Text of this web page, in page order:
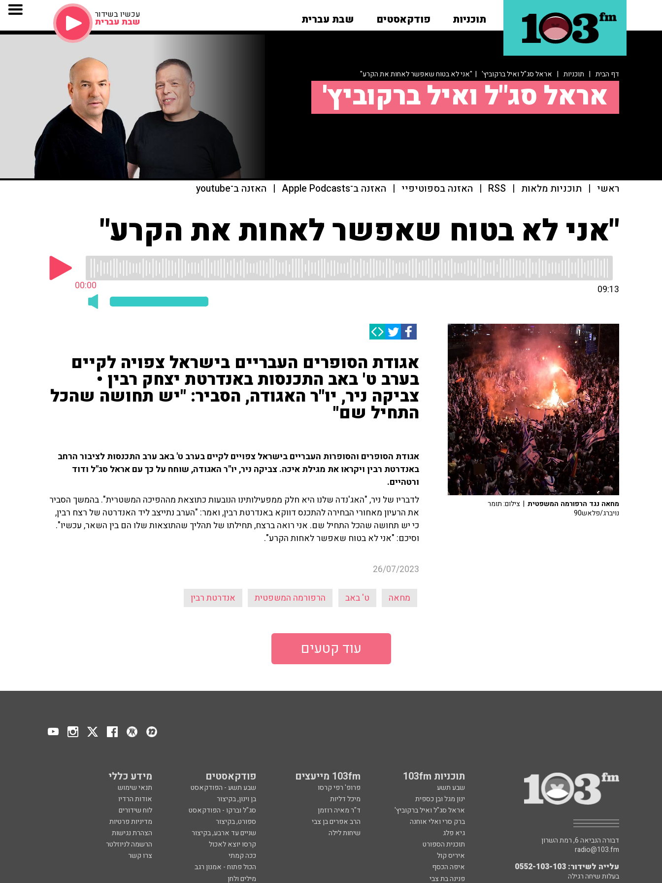
תוכניות פודקאסטים שבת עברית עכשיו בשידור
שבת עברית
דף הבית | תוכניות | אראל סג"ל ואיל ברקוביץ' | "אני לא בטוח שאפשר לאחות את הקרע"
אראל סג"ל ואיל ברקוביץ'
ראשי | תוכניות מלאות |
RSS
| האזנה בספוטיפיי | האזנה ב־Apple Podcasts | האזנה ב־youtube
"אני לא בטוח שאפשר לאחות את הקרע"
00:00 09:13
אגודת הסופרים העבריים בישראל צפויה לקיים
בערב ט' באב התכנסות באנדרטת יצחק רבין •
צביקה ניר, יו"ר האגודה, הסביר: "יש תחושה שהכל
התחיל שם"
אגודת הסופרים והסופרות העבריים בישראל צפויים לקיים בערב ט' באב ערב התכנסות לציבור הרחב
באנדרטת רבין ויקראו את מגילת איכה. צביקה ניר, יו"ר האגודה, שוחח על כך עם אראל סג"ל ודוד
ורטהיים.
לדבריו של ניר, "האג'נדה שלנו היא חלק ממפעילותינו הנובעות כתוצאת מההפיכה המשטרית". בהמשך הסביר
את הרעיון מאחורי הבחירה להתכנס דווקא באנדרטת רבין, ואמר: "הערב נתייצב ליד האנדרטה של רצח רבין,
כי יש תחושה שהכל התחיל שם. אני רואה ברצח, תחילתו של תהליך שהתוצאות שלו הם בין השאר, עכשיו".
וסיכם: "אני לא בטוח שאפשר לאחות הקרע".
26/07/2023
מחאה ט' באב הרפורמה המשפטית אנדרטת רבין
מחאה נגד הרפורמה המשפטית | צילום: תומר
נויברג/פלאש90
עוד קטעים
תוכניות 103fm 103fm מייעצים פודקאסטים מידע כללי
שבע תשע פרופ' רפי קרסו שבע תשע - הפודקאסט
תנאי שימוש
ינון מגל ובן כספית
מיכל דליות בן וינון, בקיצור
אודות הרדיו
אראל סג"ל ואיל ברקוביץ'
ד"ר מאיה רוזמן סג"ל וברקו - הפודקאסט
לוח שידורים
ברק סרי ואלי אוחנה
הרב אפרים בן צבי ספורט, בקיצור
מדיניות פרטיות
גיא פלג
שיחות לילה שניים עד ארבע, בקיצור
הצהרת נגישות
תוכנית הספורט
קרסו יוצא לאכול
הרשמה לניוזלטר
איריס קול
ככה קמתי
צרו קשר
איפה הכסף
הכול פתוח - אמנון רגב
פנינה בת צבי
מילים ולחן
דבורה הנביאה 6, רמת השרון
radio@103.fm
עלייה לשידור: 0552-103-103
בעלות שיחה רגילה